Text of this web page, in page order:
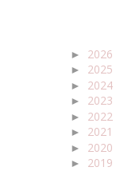
► 2026
► 2025
► 2024
► 2023
► 2022
► 2021
► 2020
► 2019